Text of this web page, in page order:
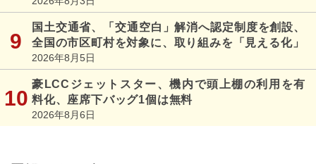
国土交通省、「交通空白」解消へ認定制度を創設、
全国の市区町村を対象に、取り組みを「見える化」
2026年8月5日
豪LCCジェットスター、機内で頭上棚の利用を有
料化、座席下バッグ1個は無料
2026年8月6日